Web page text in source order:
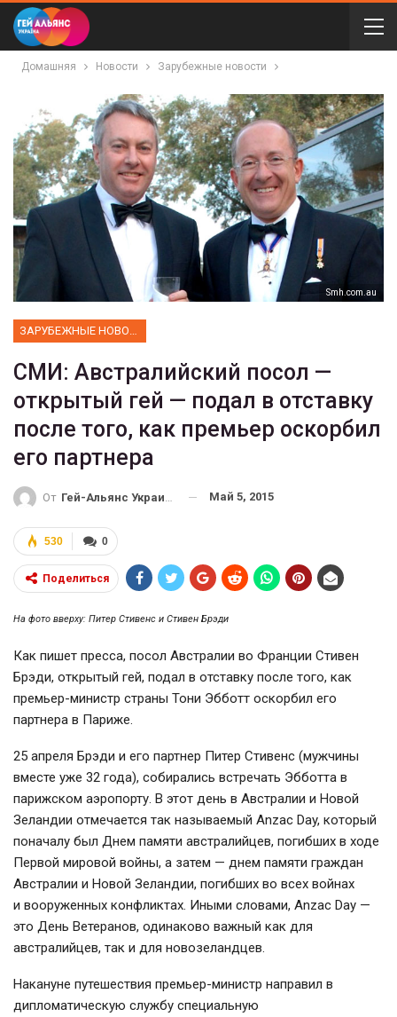
Домашняя Новости Зарубежные новости
Smh.com.au
ЗАРУБЕЖНЫЕ НОВОСТИ
СМИ: Австралийский посол —
открытый гей — подал в отставку
после того, как премьер оскорбил
его партнера
От Гей-Альянс Украина Май 5, 2015
0
530
Поделиться
На фото вверху: Питер Стивенс и Стивен Брэди
Как пишет пресса, посол Австралии во Франции Стивен
Брэди, открытый гей, подал в отставку после того, как
премьер-министр страны Тони Эбботт оскорбил его
партнера в Париже.
25 апреля Брэди и его партнер Питер Стивенс (мужчины
вместе уже 32 года), собирались встречать Эбботта в
парижском аэропорту. В этот день в Австралии и Новой
Зеландии отмечается так называемый Anzac Day, который
поначалу был Днем памяти австралийцев, погибших в ходе
Первой мировой войны, а затем — днем памяти граждан
Австралии и Новой Зеландии, погибших во всех войнах
и вооруженных конфликтах. Иными словами, Anzac Day —
это День Ветеранов, одинаково важный как для
австралийцев, так и для новозеландцев.
Накануне путешествия премьер-министр направил в
дипломатическую службу специальную